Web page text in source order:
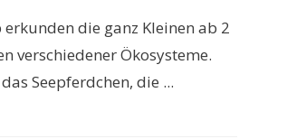
die ganz Kleinen ab 2
verschiedener Ökosysteme.
Seepferdchen, die ...